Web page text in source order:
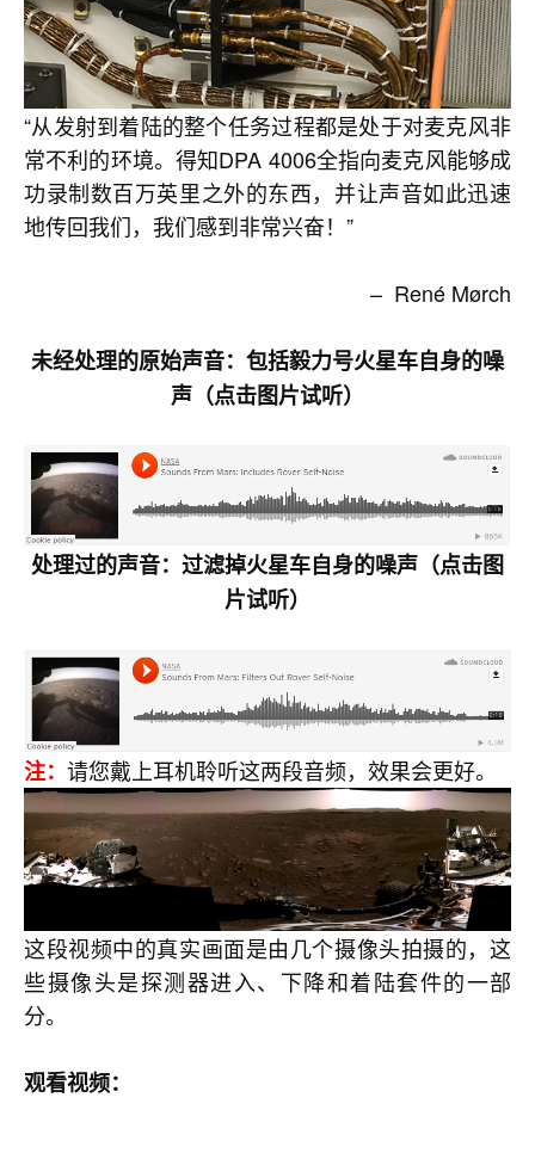
“从发射到着陆的整个任务过程都是处于对麦克风非
常不利的环境。得知DPA 4006全指向麦克风能够成
功录制数百万英里之外的东西，并让声音如此迅速
地传回我们，我们感到非常兴奋！”
– René Mørch
未经处理的原始声音：包括毅力号火星车自身的噪
声（点击图片试听）
处理过的声音：过滤掉火星车自身的噪声 （点击图
片试听）
注： 请您戴上耳机聆听这两段音频，效果会更好。
这段视频中的真实画面是由几个摄像头拍摄的，这
些摄像头是探测器进入、下降和着陆套件的一部
分。
观看视频：